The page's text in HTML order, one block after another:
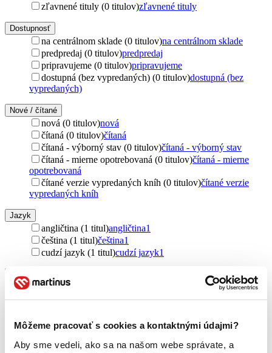
Môžeme pracovať s cookies a kontaktnými údajmi?
Aby sme vedeli, ako sa na našom webe správate, a
zľavnené tituly (0 titulov)zľavnené tituly
Dostupnosť
na centrálnom sklade (0 titulov)na centrálnom sklade
predpredaj (0 titulov)predpredaj
pripravujeme (0 titulov)pripravujeme
dostupná (bez vypredaných) (0 titulov)dostupná (bez
vypredaných)
Nové / čítané
nová (0 titulov)nová
čítaná (0 titulov)čítaná
čítaná - výborný stav (0 titulov)čítaná - výborný stav
čítaná - mierne opotrebovaná (0 titulov)čítaná - mierne
opotrebovaná
čítané verzie vypredaných kníh (0 titulov)čítané verzie
vypredaných kníh
Jazyk
angličtina (1 titul)angličtina1
čeština (1 titul)čeština1
cudzí jazyk (1 titul)cudzí jazyk1
Vydavateľstvo
Hollywood (1 titul)
DVD obal (1 titul) DVD obal1
Zúžiť výber